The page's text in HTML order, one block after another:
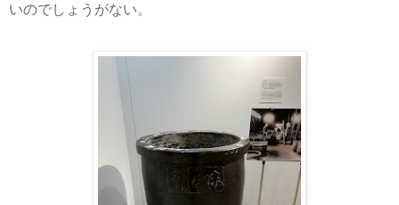
いのでしょうがない。